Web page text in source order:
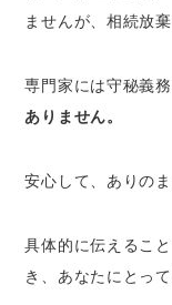
ませんが、相続放
専門家には守秘義務
ありません。
安心して、ありの
具体的に伝えるこ
き、あなたにとっ